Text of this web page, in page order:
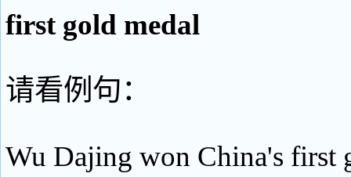
first gold medal
请看例句：
Wu Dajing won China's first